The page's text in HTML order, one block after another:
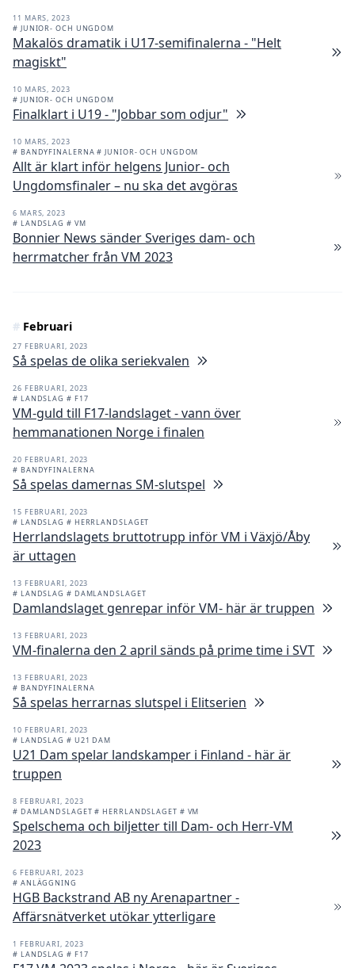
11 MARS, 2023
# JUNIOR- OCH UNGDOM
Makalös dramatik i U17-semifinalerna - "Helt
magiskt"
10 MARS, 2023
# JUNIOR- OCH UNGDOM
Finalklart i U19 - "Jobbar som odjur"
10 MARS, 2023
# BANDYFINALERNA# JUNIOR- OCH UNGDOM
Allt är klart inför helgens Junior- och
Ungdomsfinaler – nu ska det avgöras
6 MARS, 2023
# LANDSLAG # VM
Bonnier News sänder Sveriges dam- och
herrmatcher från VM 2023
# Februari
27 FEBRUARI, 2023
Så spelas de olika seriekvalen
26 FEBRUARI, 2023
# LANDSLAG # F17
VM-guld till F17-landslaget - vann över
hemmanationen Norge i finalen
20 FEBRUARI, 2023
# BANDYFINALERNA
Så spelas damernas SM-slutspel
15 FEBRUARI, 2023
# LANDSLAG # HERRLANDSLAGET
Herrlandslagets bruttotrupp inför VM i Växjö/Åby
är uttagen
13 FEBRUARI, 2023
# LANDSLAG # DAMLANDSLAGET
Damlandslaget genrepar inför VM- här är truppen
13 FEBRUARI, 2023
VM-finalerna den 2 april sänds på prime time i SVT
13 FEBRUARI, 2023
# BANDYFINALERNA
Så spelas herrarnas slutspel i Elitserien
10 FEBRUARI, 2023
# LANDSLAG # U21 DAM
U21 Dam spelar landskamper i Finland - här är
truppen
8 FEBRUARI, 2023
# DAMLANDSLAGET# HERRLANDSLAGET # VM
Spelschema och biljetter till Dam- och Herr-VM
2023
6 FEBRUARI, 2023
# ANLÄGGNING
HGB Backstrand AB ny Arenapartner -
Affärsnätverket utökar ytterligare
1 FEBRUARI, 2023
# LANDSLAG # F17